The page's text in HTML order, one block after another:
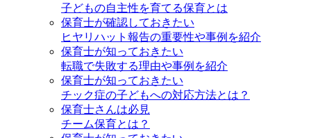
子どもの自主性を育てる保育とは
保育士が確認しておきたい
ヒヤリハット報告の重要性や事例を紹介
保育士が知っておきたい
転職で失敗する理由や事例を紹介
保育士が知っておきたい
チック症の子どもへの対応方法とは？
保育士さんは必見
チーム保育とは？